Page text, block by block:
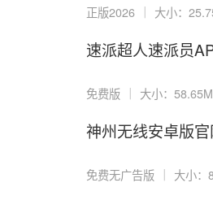
正版2026 ｜ 大小：
速派超人速派员
免费版 大小：
神州无线安卓版
免费无广告版 大小：